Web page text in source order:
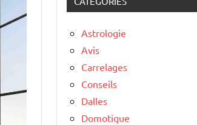
Astrologie
Avis
Carrelages
Conseils
Dalles
Domotique